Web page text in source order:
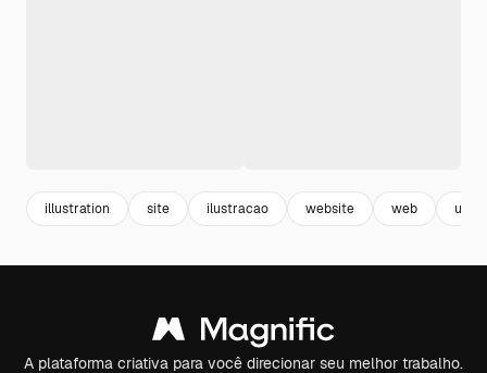
illustration site ilustracao website web ux
A plataforma criativa para você direcionar seu melhor trabalho.